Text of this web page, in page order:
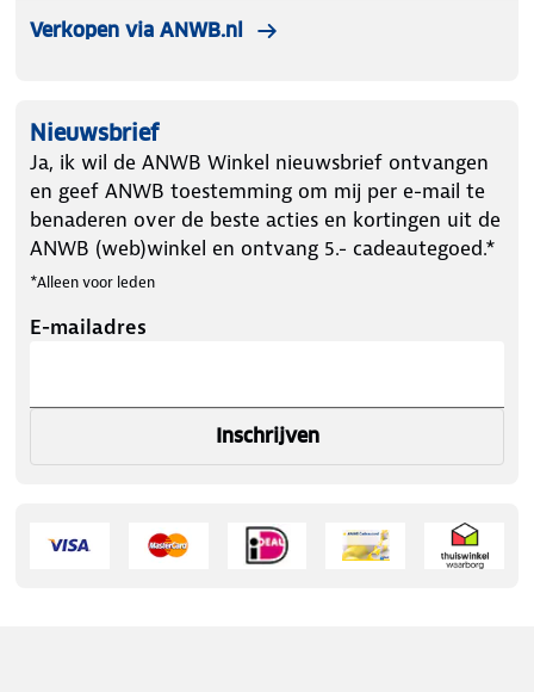
Verkopen via ANWB.nl
Nieuwsbrief
Ja, ik wil de ANWB Winkel nieuwsbrief ontvangen
en geef ANWB toestemming om mij per e-mail te
benaderen over de beste acties en kortingen uit de
ANWB (web)winkel en ontvang 5.- cadeautegoed.*
*Alleen voor leden
E-mailadres
Inschrijven